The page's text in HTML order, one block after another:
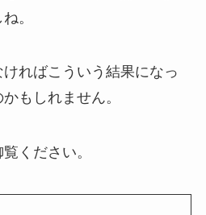
。
ればこういう結果になっ
もしれません。
ください。